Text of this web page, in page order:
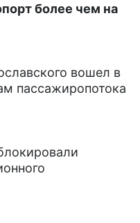
более чем на
вошел в
пассажиропотока